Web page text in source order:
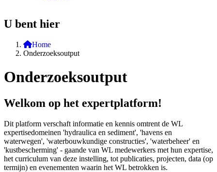
U bent hier
Home
Onderzoeksoutput
Onderzoeksoutput
Welkom op het expertplatform!
Dit platform verschaft informatie en kennis omtrent de WL
expertisedomeinen 'hydraulica en sediment', 'havens en
waterwegen', 'waterbouwkundige constructies', 'waterbeheer' en
'kustbescherming' - gaande van WL medewerkers met hun expertise,
het curriculum van deze instelling, tot publicaties, projecten, data (op
termijn) en evenementen waarin het WL betrokken is.